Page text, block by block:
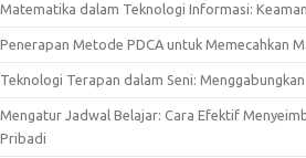
Matematika dalam Teknologi Informasi:
Penerapan Metode PDCA untuk Memecahkan
Teknologi Terapan dalam Seni:
Mengatur Jadwal Belajar: Cara Efektif
Pribadi